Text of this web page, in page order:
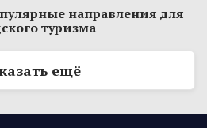
направления для
туризма
ещё